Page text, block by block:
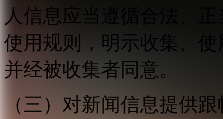
人信息应当遵循合法、
使用规则，明示收集、
并经被收集者同意。
（三）对新闻信息提供